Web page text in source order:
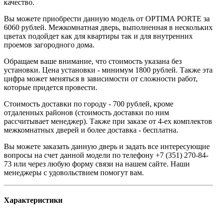
качество.
Вы можете приобрести данную модель от OPTIMA PORTE за
6060 рублей. Межкомнатная дверь, выполненная в нескольких
цветах подойдет как для квартиры так и для внутренних
проемов загородного дома.
Обращаем ваше внимание, что стоимость указана без
установки. Цена установки - минимум 1800 рублей. Также эта
цифра может меняться в зависимости от сложности работ,
которые придется провести.
Стоимость доставки по городу - 700 рублей, кроме
отдаленных районов (стоимость доставки по ним
рассчитывает менеджер). Также при заказе от 4-ех комплектов
межкомнатных дверей и более доставка - бесплатна.
Вы можете заказать данную дверь и задать все интересующие
вопросы на счет данной модели по телефону +7 (351) 270-84-
73 или через любую форму связи на нашем сайте. Наши
менеджеры с удовольствием помогут вам.
Характеристики